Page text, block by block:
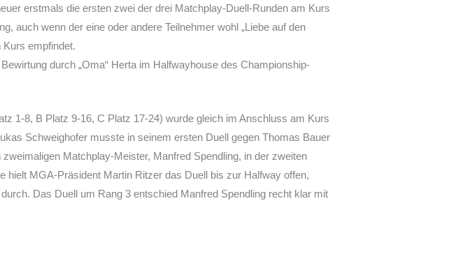
erstmals die ersten zwei der drei Matchplay-Duell-Runden am Kurs
auch wenn der eine oder andere Teilnehmer wohl „Liebe auf den
Kurs empfindet.
durch „Oma“ Herta im Halfwayhouse des Championship-
1-8, B Platz 9-16, C Platz 17-24) wurde gleich im Anschluss am Kurs
Schweighofer musste in seinem ersten Duell gegen Thomas Bauer
Matchplay-Meister, Manfred Spendling, in der zweiten
MGA-Präsident Martin Ritzer das Duell bis zur Halfway offen,
Das Duell um Rang 3 entschied Manfred Spendling recht klar mit